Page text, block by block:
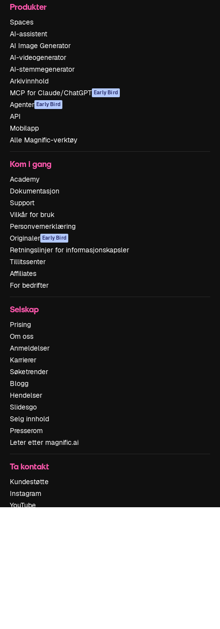
Produkter
Spaces
AI-assistent
AI Image Generator
AI-videogenerator
AI-stemmegenerator
Arkivinnhold
MCP for Claude/ChatGPT Early Bird
Agenter Early Bird
API
Mobilapp
Alle Magnific-verktøy
Kom i gang
Academy
Dokumentasjon
Support
Vilkår for bruk
Personvernerklæring
Originaler Early Bird
Retningslinjer for informasjonskapsler
Tillitssenter
Affiliates
For bedrifter
Selskap
Prising
Om oss
Anmeldelser
Karrierer
Søketrender
Blogg
Hendelser
Slidesgo
Selg innhold
Presserom
Leter etter magnific.ai
Ta kontakt
Kundestøtte
Instagram
YouTube